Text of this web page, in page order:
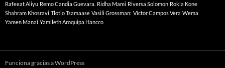
Rafeeat Aliyu Remo Candia Guevara. Ridha Mami Riversa Solomon Rokia Kone
Shahram Khosravi Tlotlo Tsamaase Vasili Grossman: Víctor Campos Vera Wema
Yamen Manai Yamileth Aroquipa Hancco
Funciona gracias a WordPress